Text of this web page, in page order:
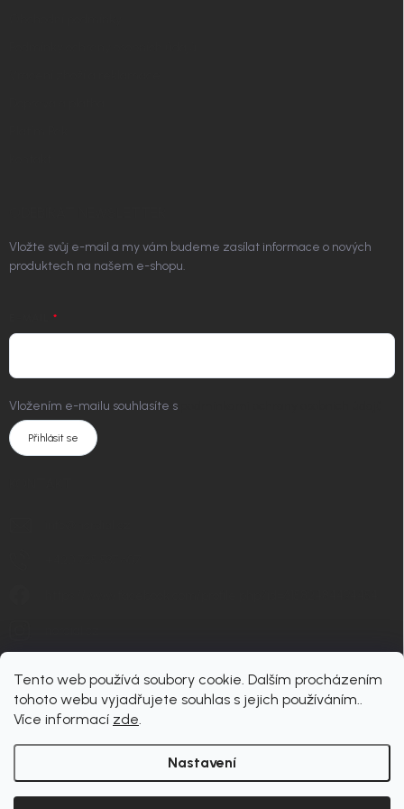
Tento web používá soubory cookie. Dalším procházením
tohoto webu vyjadřujete souhlas s jejich používáním..
Více informací zde.
Nastavení
Vložte svůj e-mail a my vám budeme zasílat informace o nových
produktech na našem e-shopu.
Vložením e-mailu souhlasíte s
Přihlásit se